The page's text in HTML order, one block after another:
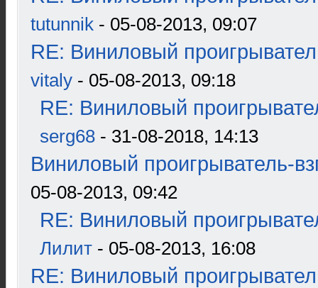
tutunnik - 05-08-2013, 09:07
RE: Виниловый
vitaly - 05-08-2013, 09:18
RE: Виниловый
serg68 - 31-08-2018, 14:13
Виниловый проигрыватель-
05-08-2013, 09:42
RE: Виниловый
Лилит - 05-08-2013, 16:08
RE: Виниловый